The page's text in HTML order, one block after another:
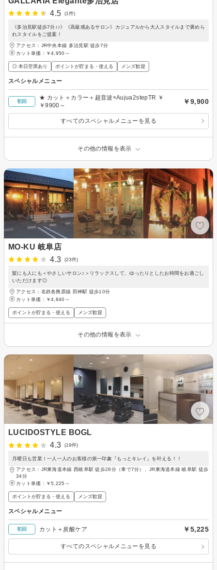
4.5
(1件)
《多治見駅徒歩7分♪♪》《高級感あるサロン》カジュアルから大人スタイルまで褒めら
れスタイルをご提案！
アクセス：JR中央本線 多治見駅 徒歩7分
カット単価： ￥4,950～
◎ 本日空席あり ポイントが貯まる・使える メンズ歓迎
スペシャルメニュー
初回
★ カット＋カラー＋超音波×Aujua2stepTR ￥
￥9900～
￥9,900
すべてのスペシャルメニューを見る
その他の情報を表示
MO-KU 岐阜店
4.3
(23件)
髪にも人にも＜やさしいサロン♪＞リラックスして、ゆったりとしたお時間をお過ごし
いただけます◎
アクセス：名鉄各務原線 田神駅 徒歩10分
カット単価： ￥4,840～
ポイントが貯まる・使える メンズ歓迎
その他の情報を表示
LUCIDOSTYLE BOGL
4.3
(19件)
月曜日も営業！一人一人のお客様の第一印象『もっとキレイ』を叶える！！
アクセス：JR東海道本線 西岐阜駅 徒歩28分（車で7分）、JR東海道本線 岐阜駅 徒歩
34分
カット単価： ￥5,225～
ポイントが貯まる・使える メンズ歓迎
スペシャルメニュー
初回 カット＋炭酸ケア ￥5,225
すべてのスペシャルメニューを見る